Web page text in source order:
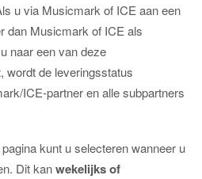
u via Musicmark of ICE aan een
dan Musicmark of ICE als
naar een van deze
wordt de leveringsstatus
ICE-partner en alle subpartners
kunt u selecteren wanneer u
Dit kanwekelijks of